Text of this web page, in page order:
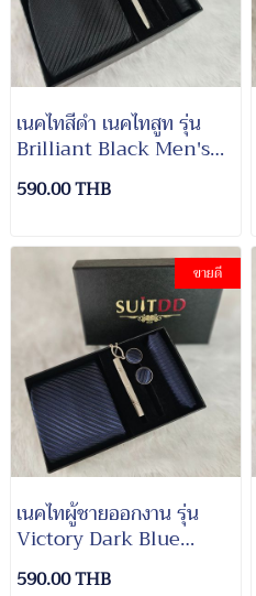
เนคไทสีดำ เนคไทสูท รุ่น
Brilliant Black Men's
Necktie
590.00 THB
ขายดี
เนคไทผู้ชายออกงาน รุ่น
Victory Dark Blue
Men's Necktie
590.00 THB